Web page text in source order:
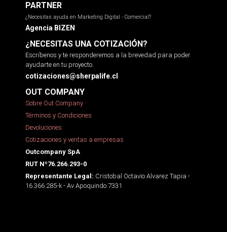
PARTNER
¿Necesitas ayuda en Marketing Digital - Comercial?
Agencia BIZEN
¿NECESITAS UNA COTIZACIÓN?
Escríbenos y te responderemos a la brevedad para poder
ayudarte en tu proyecto.
cotizaciones@sherpalife.cl
OUT COMPANY
Sobre Out Company
Términos y Condiciones
Devoluciones
Cotizaciones y ventas a empresas
Outcompany SpA
RUT Nº76.266.293-0
Representante Legal: Cristobal Octavio Alvarez Tapia -
16.366.285-k - Av Apoquindo 7331